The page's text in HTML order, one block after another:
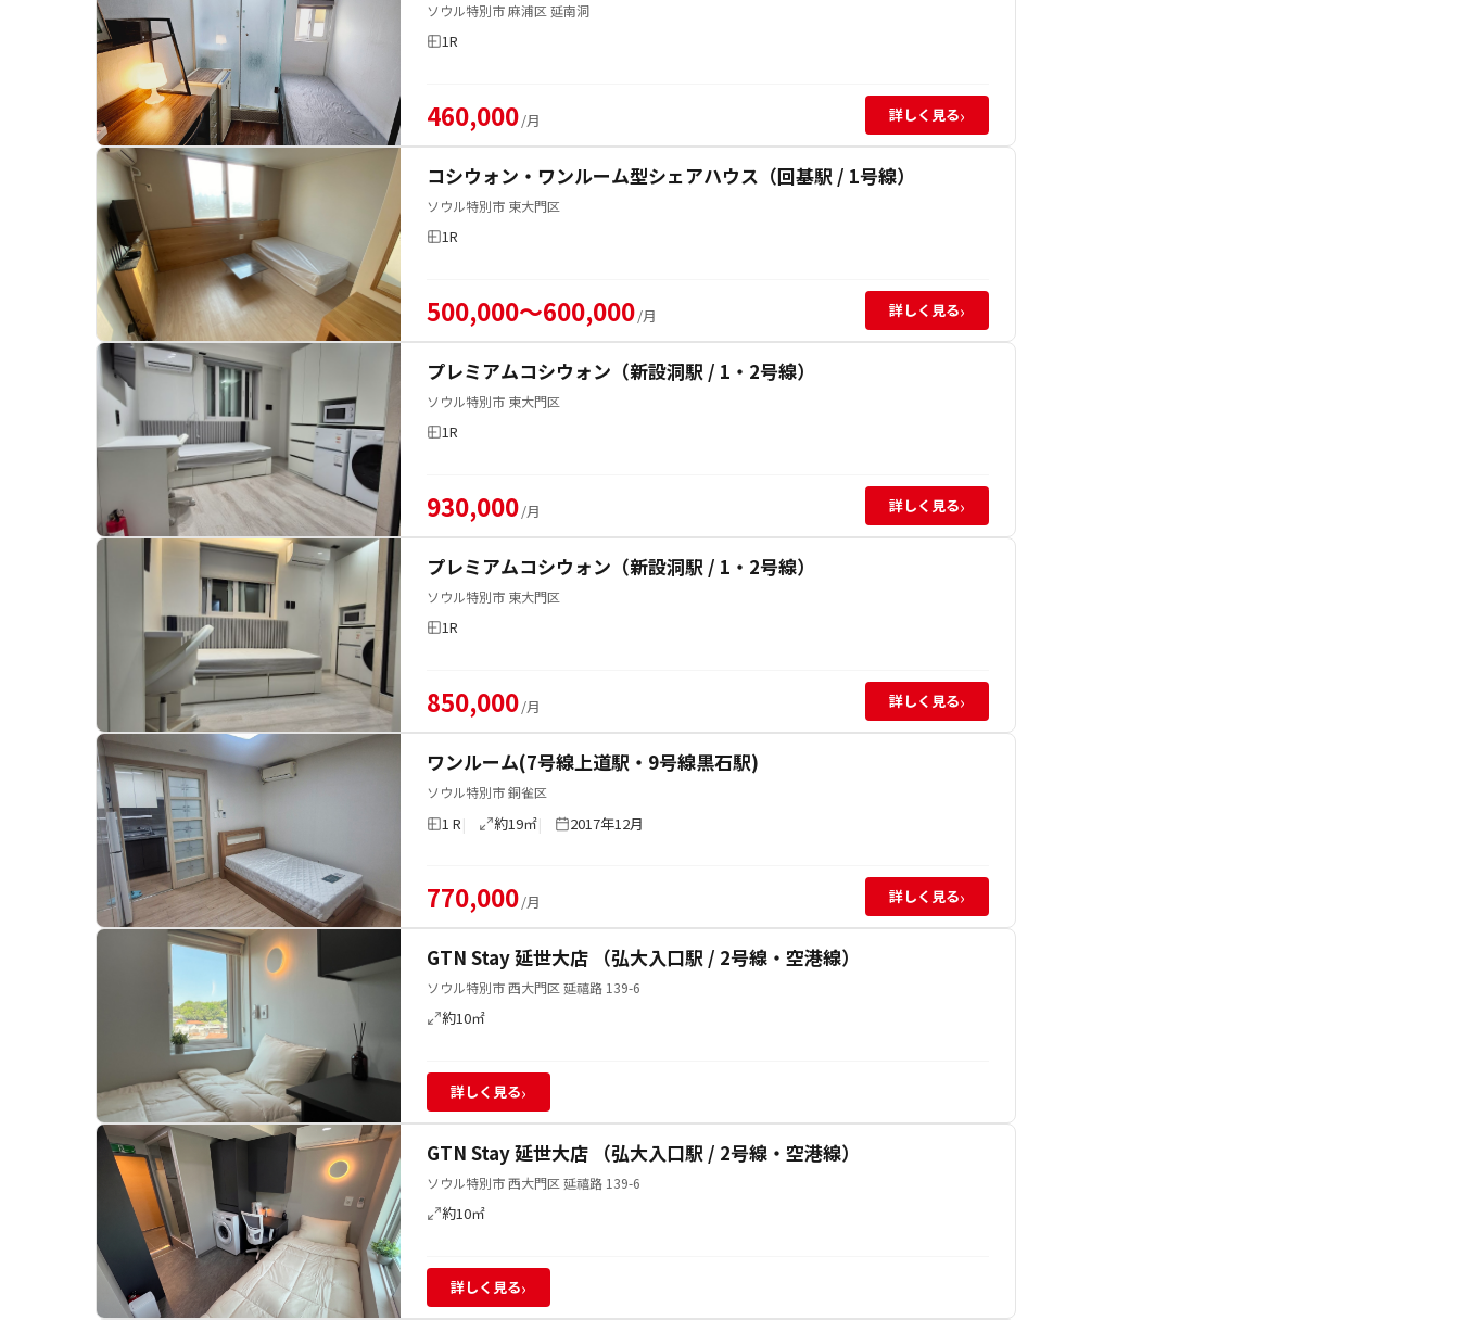
ソウル特別市 麻浦区 延南洞
1R
460,000/月 詳しく見る›
コシウォン・ワンルーム型シェアハウス（回基駅 / 1号線）
ソウル特別市 東大門区
1R
500,000～600,000/月 詳しく見る›
プレミアムコシウォン（新設洞駅 / 1・2号線）
ソウル特別市 東大門区
1R
930,000/月 詳しく見る›
プレミアムコシウォン（新設洞駅 / 1・2号線）
ソウル特別市 東大門区
1R
850,000/月 詳しく見る›
ワンルーム(7号線上道駅・9号線黒石駅)
ソウル特別市 銅雀区
1 R 約19㎡ 2017年12月
770,000/月 詳しく見る›
GTN Stay 延世大店 （弘大入口駅 / 2号線・空港線）
ソウル特別市 西大門区 延禧路 139-6
約10㎡
詳しく見る›
GTN Stay 延世大店 （弘大入口駅 / 2号線・空港線）
ソウル特別市 西大門区 延禧路 139-6
約10㎡
詳しく見る›